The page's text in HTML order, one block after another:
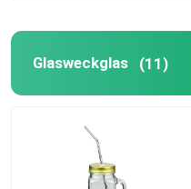
Glasweckglas (11)